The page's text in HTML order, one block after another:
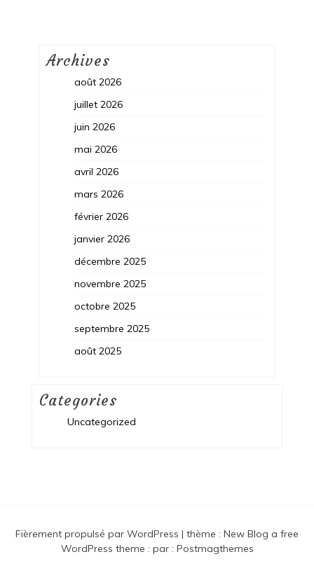
Archives
août 2026
juillet 2026
juin 2026
mai 2026
avril 2026
mars 2026
février 2026
janvier 2026
décembre 2025
novembre 2025
octobre 2025
septembre 2025
août 2025
Categories
Uncategorized
Fièrement propulsé par WordPress | thème : New Blog a free
WordPress theme : par : Postmagthemes